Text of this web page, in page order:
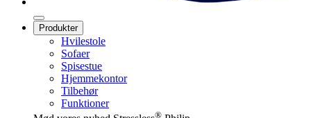
Produkter
Hvilestole
Sofaer
Spisestue
Hjemmekontor
Tilbehør
Funktioner
®